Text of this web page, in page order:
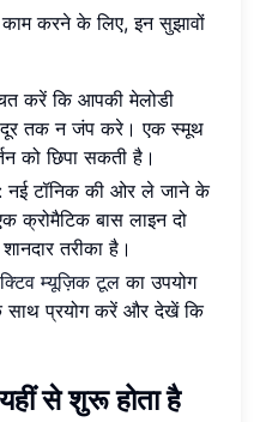
करने के लिए, इन सुझावों
करें कि आपकी मेलोडी
दूर तक न जंप करे। एक स्मूथ
को छिपा सकती है।
नई टॉनिक की ओर ले जाने के
क्रोमैटिक बास लाइन दो
तरीका है।
म्यूज़िक टूल का उपयोग
साथ प्रयोग करें और देखें कि
से शुरू होता है